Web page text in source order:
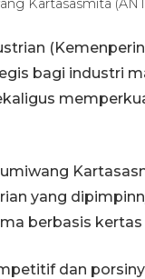
Kartasasmita
bagi industri
yang
berbasis kertas
dan